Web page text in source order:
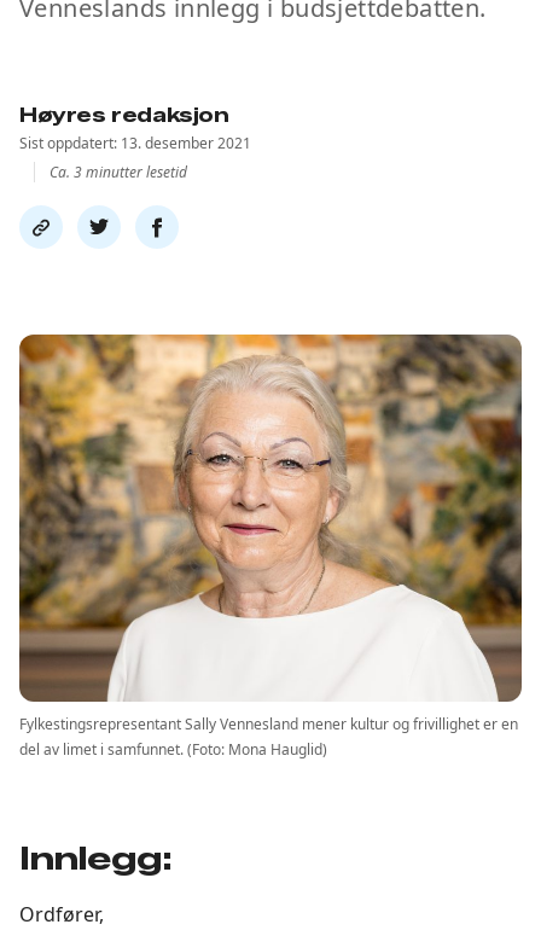
Venneslands innlegg i budsjettdebatten.
Høyres redaksjon
Sist oppdatert: 13. desember 2021
Ca. 3 minutter lesetid
Del
link
Del
på
Del
på
Fylkestingsrepresentant Sally Vennesland mener kultur og frivillighet er en
del av limet i samfunnet. (Foto: Mona Hauglid)
Innlegg:
Ordfører,